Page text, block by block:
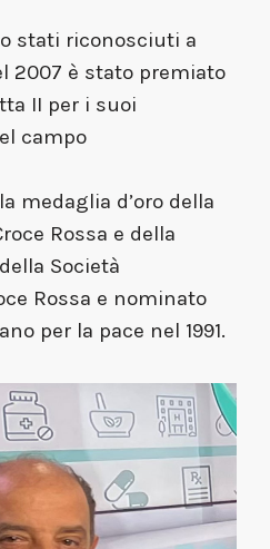
stati riconosciuti a
2007 è stato premiato
II per i suoi
campo
medaglia d’oro della
Rossa e della
Società
Rossa e nominato
per la pace nel 1991.